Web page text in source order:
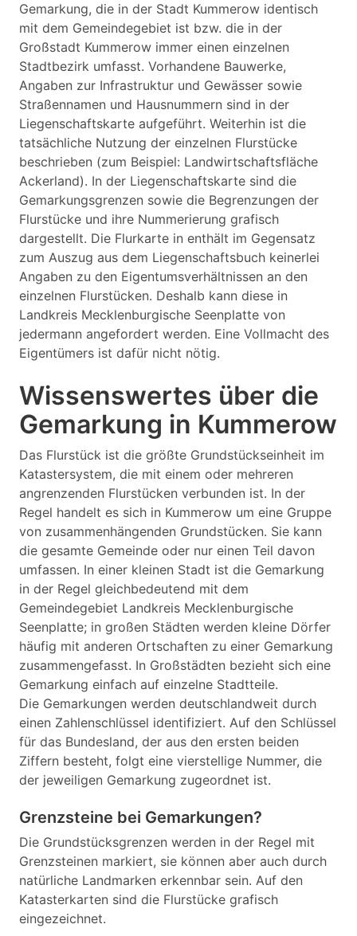
Gemarkung, die in der Stadt Kummerow identisch
mit dem Gemeindegebiet ist bzw. die in der
Großstadt Kummerow immer einen einzelnen
Stadtbezirk umfasst. Vorhandene Bauwerke,
Angaben zur Infrastruktur und Gewässer sowie
Straßennamen und Hausnummern sind in der
Liegenschaftskarte aufgeführt. Weiterhin ist die
tatsächliche Nutzung der einzelnen Flurstücke
beschrieben (zum Beispiel: Landwirtschaftsfläche
Ackerland). In der Liegenschaftskarte sind die
Gemarkungsgrenzen sowie die Begrenzungen der
Flurstücke und ihre Nummerierung grafisch
dargestellt. Die Flurkarte in enthält im Gegensatz
zum Auszug aus dem Liegenschaftsbuch keinerlei
Angaben zu den Eigentumsverhältnissen an den
einzelnen Flurstücken. Deshalb kann diese in
Landkreis Mecklenburgische Seenplatte von
jedermann angefordert werden. Eine Vollmacht des
Eigentümers ist dafür nicht nötig.
Wissenswertes über die
Gemarkung in Kummerow
Das Flurstück ist die größte Grundstückseinheit im
Katastersystem, die mit einem oder mehreren
angrenzenden Flurstücken verbunden ist. In der
Regel handelt es sich in Kummerow um eine Gruppe
von zusammenhängenden Grundstücken. Sie kann
die gesamte Gemeinde oder nur einen Teil davon
umfassen. In einer kleinen Stadt ist die Gemarkung
in der Regel gleichbedeutend mit dem
Gemeindegebiet Landkreis Mecklenburgische
Seenplatte; in großen Städten werden kleine Dörfer
häufig mit anderen Ortschaften zu einer Gemarkung
zusammengefasst. In Großstädten bezieht sich eine
Gemarkung einfach auf einzelne Stadtteile.
Die Gemarkungen werden deutschlandweit durch
einen Zahlenschlüssel identifiziert. Auf den Schlüssel
für das Bundesland, der aus den ersten beiden
Ziffern besteht, folgt eine vierstellige Nummer, die
der jeweiligen Gemarkung zugeordnet ist.
Grenzsteine bei Gemarkungen?
Die Grundstücksgrenzen werden in der Regel mit
Grenzsteinen markiert, sie können aber auch durch
natürliche Landmarken erkennbar sein. Auf den
Katasterkarten sind die Flurstücke grafisch
eingezeichnet.